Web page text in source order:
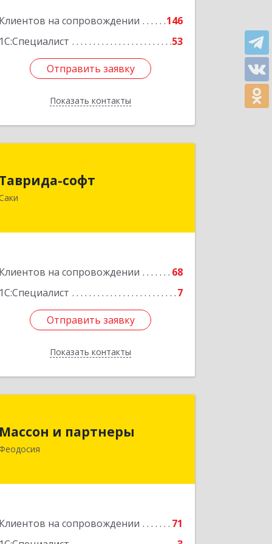
Клиентов на сопровождении
146
1С:Специалист
53
Отправить заявку
Показать контакты
Отправить заявку
Назад
Таврида-софт
Клиентов на сопровождении
68
1С:Специалист
7
Отправить заявку
Показать контакты
296574, Крым Респ, м.р-н Сакский с.п.
Новофедоровское, Новофедоровка
Отправить заявку
Назад
Массон и партнеры
Клиентов на сопровождении
71
298112, Крым Респ, Феодосия г,
Подробнее